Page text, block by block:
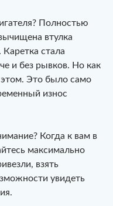
Полностью
втулка
Каретка стала
и без рывков. Но как
Это было само
износ
Когда к вам в
максимально
взять
увидеть